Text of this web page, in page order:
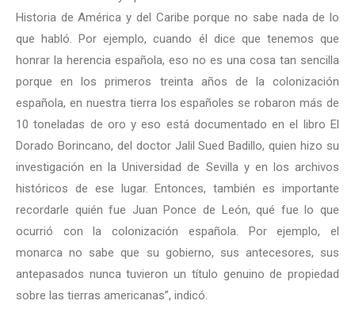
Historia de América y del Caribe porque no sabe nada de lo
que habló. Por ejemplo, cuando él dice que tenemos que
honrar la herencia española, eso no es una cosa tan sencilla
porque en los primeros treinta años de la colonización
española, en nuestra tierra los españoles se robaron más de
10 toneladas de oro y eso está documentado en el libro El
Dorado Borincano, del doctor Jalil Sued Badillo, quien hizo su
investigación en la Universidad de Sevilla y en los archivos
históricos de ese lugar. Entonces, también es importante
recordarle quién fue Juan Ponce de León, qué fue lo que
ocurrió con la colonización española. Por ejemplo, el
monarca no sabe que su gobierno, sus antecesores, sus
antepasados nunca tuvieron un título genuino de propiedad
sobre las tierras americanas”, indicó.